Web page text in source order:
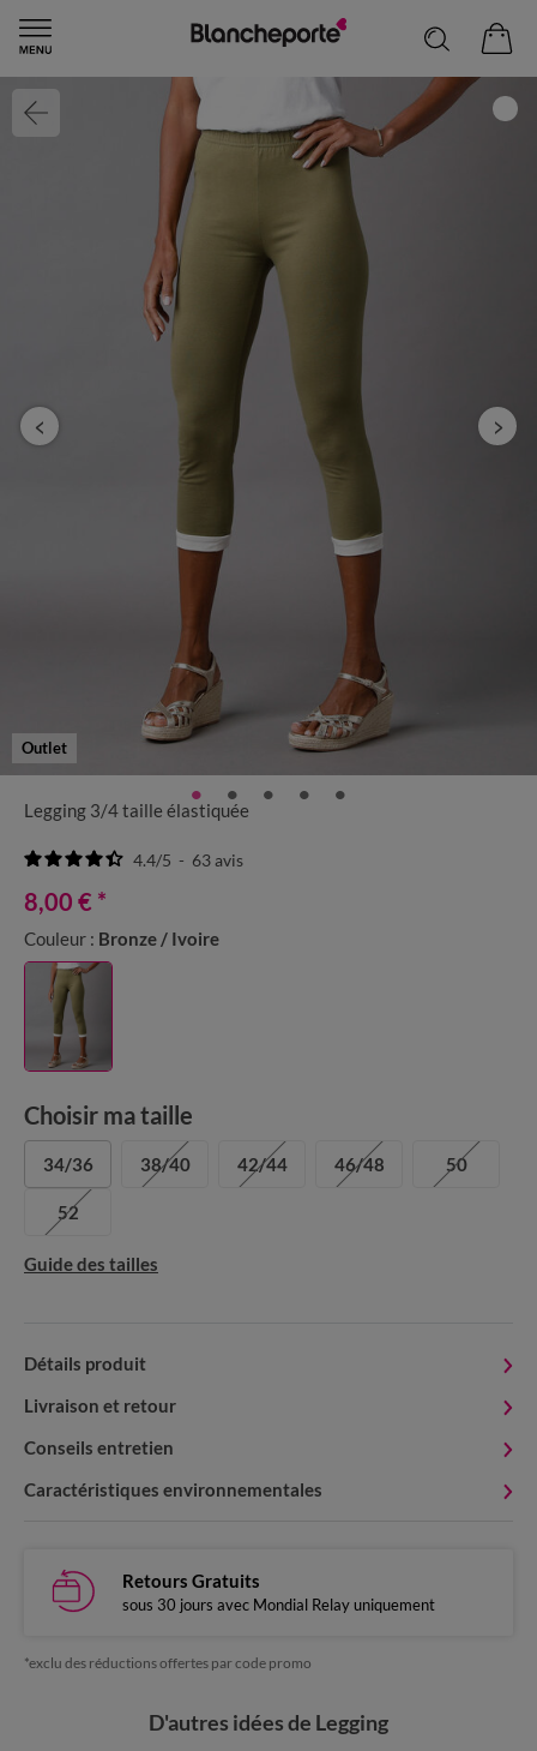
Outlet
Legging 3/4 taille élastiquée
4.4/5 - 63avis
8,00 € *
Couleur : Bronze / Ivoire
Choisir ma taille
34/36 38/40 42/44 46/48 50
52
Guide des tailles
Détails produit
Livraison et retour
Conseils entretien
Caractéristiques environnementales
Retours Gratuits
sous 30 jours avec Mondial Relay uniquement
*exclu des réductions offertes par code promo
D'autres idées de Legging